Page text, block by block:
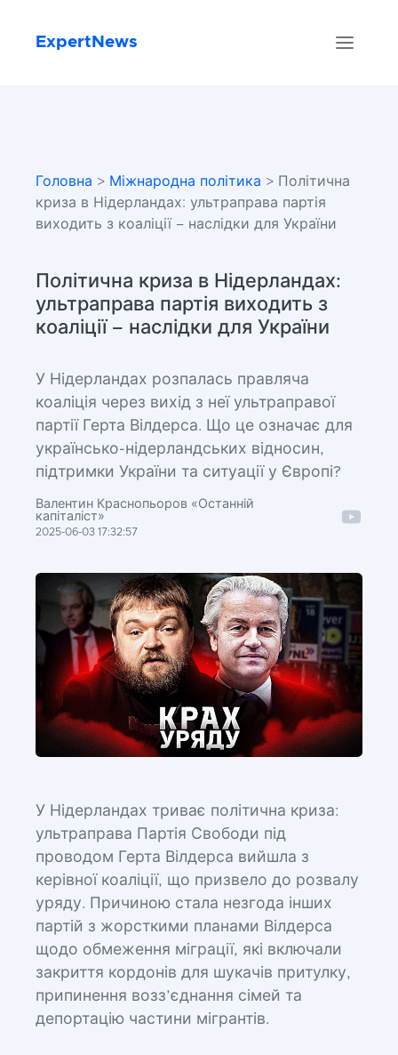
ExpertNews
Головна > Міжнародна політика > Політична
криза в Нідерландах: ультраправа партія
виходить з коаліції – наслідки для України
Політична криза в Нідерландах:
ультраправа партія виходить з
коаліції – наслідки для України
У Нідерландах розпалась правляча
коаліція через вихід з неї ультраправої
партії Герта Вілдерса. Що це означає для
українсько-нідерландських відносин,
підтримки України та ситуації у Європі?
Валентин Краснопьоров «Останній
капіталіст»
2025-06-03 17:32:57
У Нідерландах триває політична криза:
ультраправа Партія Свободи під
проводом Герта Вілдерса вийшла з
керівної коаліції, що призвело до розвалу
уряду. Причиною стала незгода інших
партій з жорсткими планами Вілдерса
щодо обмеження міграції, які включали
закриття кордонів для шукачів притулку,
припинення возз’єднання сімей та
депортацію частини мігрантів.